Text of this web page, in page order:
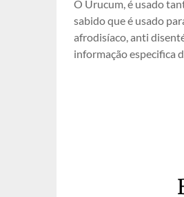
O Urucum, é usado
sabido que é usado
afrodisíaco, anti
informação especifica